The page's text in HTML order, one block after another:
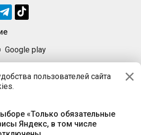
пользователей сайта
«Только обязательные
Яндекс, в том числе
Google play
ООО «ПРАЦА БАЙ»
г. Минск, пр-т Независимости